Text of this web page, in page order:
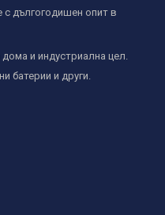
дългогодишен опит в
и индустриална цел.
батерии и други.